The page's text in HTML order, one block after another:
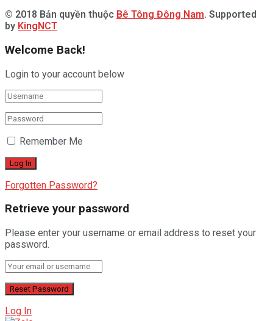
© 2018 Bản quyền thuộc Bê Tông Đông Nam. Supported
by KingNCT
Welcome Back!
Login to your account below
Remember Me
Forgotten Password?
Retrieve your password
Please enter your username or email address to reset your
password.
Log In